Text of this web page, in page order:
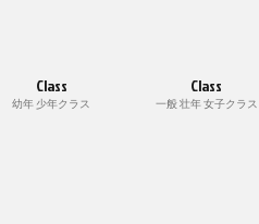
Class
幼年 少年クラス
Class
一般 壮年 女子クラス